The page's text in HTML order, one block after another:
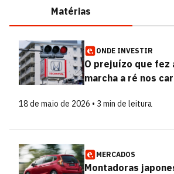
Matérias
ONDE INVESTIR
O prejuízo que fez
marcha a ré nos
18 de maio de 2026 • 3 min de leitura
MERCADOS
Montadoras